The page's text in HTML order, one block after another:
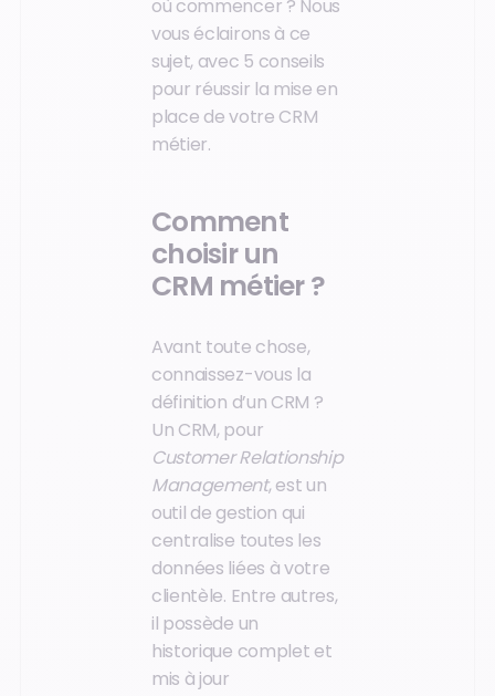
où commencer ? Nous
vous éclairons à ce
sujet, avec 5 conseils
pour réussir la mise en
place de votre CRM
métier.
Comment
choisir un
CRM métier ?
Avant toute chose,
connaissez-vous la
définition d’un CRM ?
Un CRM, pour
Customer Relationship
Management, est un
outil de gestion qui
centralise toutes les
données liées à votre
clientèle. Entre autres,
il possède un
historique complet et
mis à jour